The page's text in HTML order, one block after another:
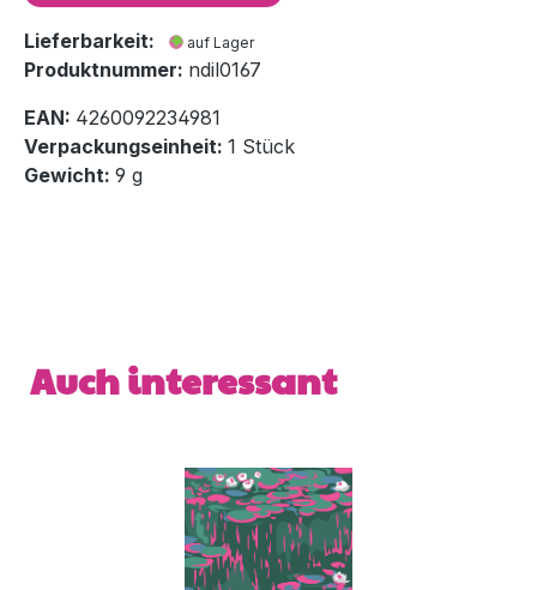
Lieferbarkeit: auf Lager
Produktnummer: ndil0167
EAN: 4260092234981
Verpackungseinheit: 1 Stück
Gewicht: 9 g
Produktgalerie überspringen
Auch interessant